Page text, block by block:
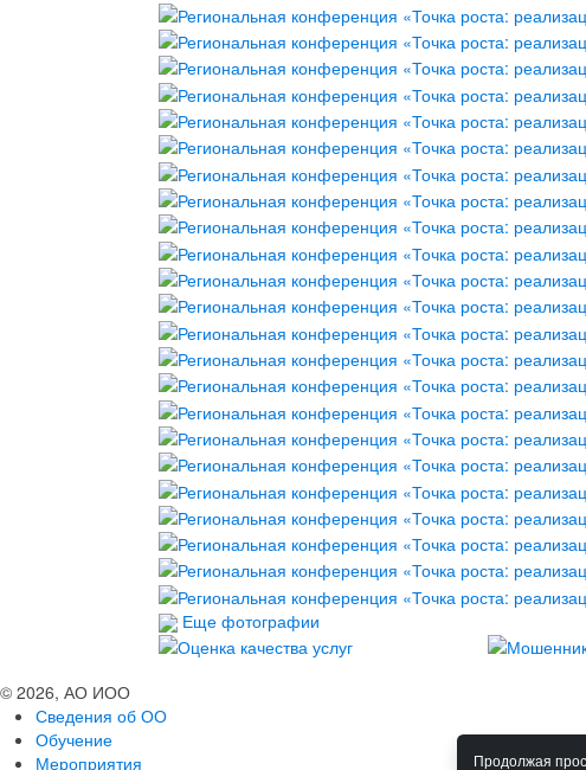
Еще фотографии
© 2026, АО ИОО
Сведения об ОО
Обучение
Мероприятия
Продолжая